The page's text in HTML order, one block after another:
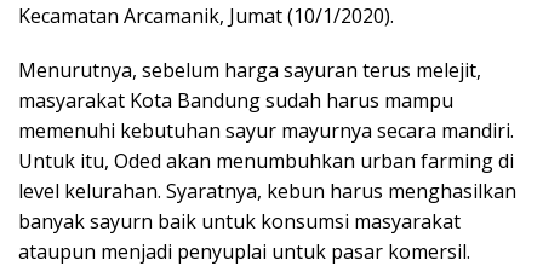
Kecamatan Arcamanik, Jumat (10/1/2020).
Menurutnya, sebelum harga sayuran terus melejit,
masyarakat Kota Bandung sudah harus mampu
memenuhi kebutuhan sayur mayurnya secara mandiri.
Untuk itu, Oded akan menumbuhkan urban farming di
level kelurahan. Syaratnya, kebun harus menghasilkan
banyak sayurn baik untuk konsumsi masyarakat
ataupun menjadi penyuplai untuk pasar komersil.